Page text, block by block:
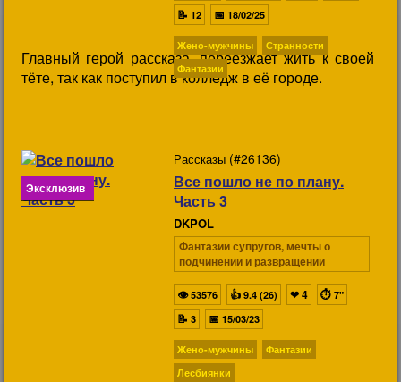
Главный герой рассказа, переезжает жить к своей
тёте, так как поступил в колледж в её городе.
📝 12 📅 18/02/25
Жено-мужчины
Странности
Фантазии
Эксклюзив
Рассказы (#26136)
Все пошло не по плану.
Часть 3
DKPOL
Фантазии супругов, мечты о
подчинении и развращении
👁53576 👍 9.4 (26) ❤4 ⏱ 7"
📝 3 📅 15/03/23
Жено-мужчины
Фантазии
Лесбиянки